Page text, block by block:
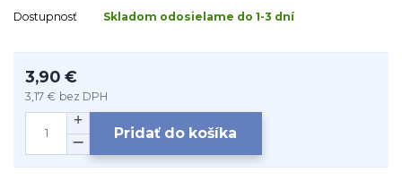
Dostupnosť Skladom odosielame do 1-3 dní
3,90 €
3,17 € bez DPH
Pridať do košíka